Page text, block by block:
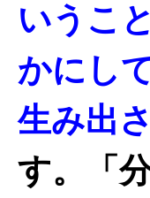
いうこ
かにし
生み出
す。「